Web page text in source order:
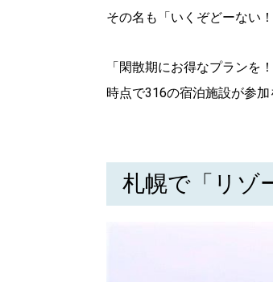
その名も「いくぞどーない
「閑散期にお得なプランを
時点で316の宿泊施設が参
札幌で「リゾ